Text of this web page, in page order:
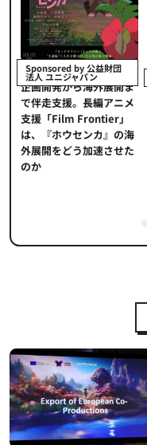
Sponsored by 公益財団
法人 ユニジャパン
企画開発から海外展開ま
で伴走支援。長編アニメ
支援「Film Frontier」
は、『ホウセンカ』の海
外展開をどう加速させた
のか